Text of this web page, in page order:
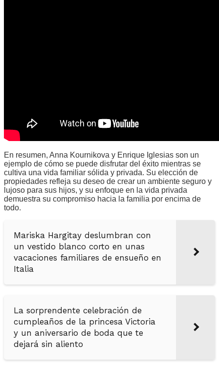
En resumen, Anna Kournikova y Enrique Iglesias son un
ejemplo de cómo se puede disfrutar del éxito mientras se
cultiva una vida familiar sólida y privada. Su elección de
propiedades refleja su deseo de crear un ambiente seguro y
lujoso para sus hijos, y su enfoque en la vida privada
demuestra su compromiso hacia la familia por encima de
todo.
Mariska Hargitay deslumbran con
un vestido blanco corto en unas
vacaciones familiares de ensueño en
Italia
La sorprendente celebración de
cumpleaños de la princesa Victoria
y un aniversario de boda que te
dejará sin aliento